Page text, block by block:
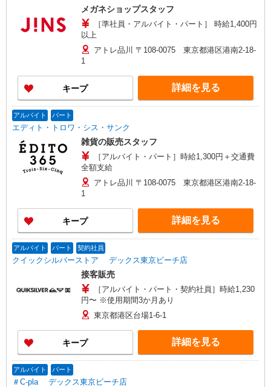
メガネショップスタッフ
［準社員・アルバイト・パート］ 時給1,400円
以上
アトレ品川 〒108-0075 東京都港区港南2-18-
1
キープ 詳細を見る
アルバイト パート
エディト・トロワ・シス・サンク
雑貨の販売スタッフ
［アルバイト・パート］時給1,300円＋交通費
全額支給
アトレ品川 〒108-0075 東京都港区港南2-18-
1
キープ 詳細を見る
アルバイト パート 契約社員
クイックシルバーストア デックス東京ビーチ店
接客販売
［アルバイト・パート・契約社員］時給1,230
円〜 ※使用期間3か月あり
東京都港区台場1-6-1
キープ 詳細を見る
アルバイト パート
＃C-pla デックス東京ビーチ店